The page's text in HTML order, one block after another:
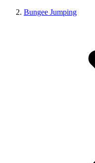
Bungee Jumping